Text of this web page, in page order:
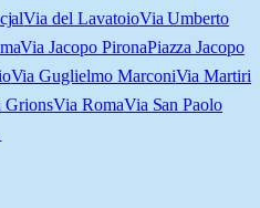
Via del LavatoioVia Umberto
Via Jacopo PironaPiazza Jacopo
Via Guglielmo MarconiVia Martiri
GrionsVia RomaVia San Paolo